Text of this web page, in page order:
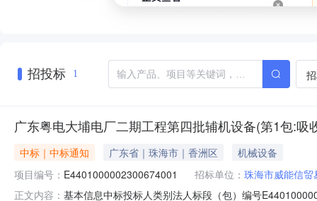
招投标 1
广东粤电大埔电厂二期工程第四批辅机设备(第1包:吸
中标｜中标通知 广东省｜珠海市｜香洲区
机械设备
项目编号： E4401000002300674001 招标单位： 珠海市威能信贸
正文内容： 基本信息中标投标人类别法人标段（包）编号